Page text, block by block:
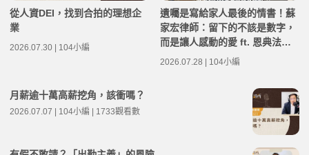
從人資DEI，找到合拍的理想企
業
2026.07.30 | 104小編
遺囑是寫給家人最後的情書！蘇
家宏律師：留下的不該是數字，
而是讓人感動的愛 ft. 恩典法律
事務所創辦人 蘇家宏律師 | 高年
2026.07.28 | 104小編
月薪逾十萬高薪挖角，該衝嗎？
2026.07.07 | 104小編 | 1733觀看數